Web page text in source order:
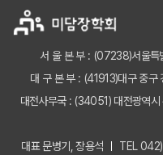
서 울 본 부 : (07238)서울
대 구 본 부 : (41913)대구 중구
대전사무국 : (34051) 대전광역
대표 문병기, 장용석
TEL